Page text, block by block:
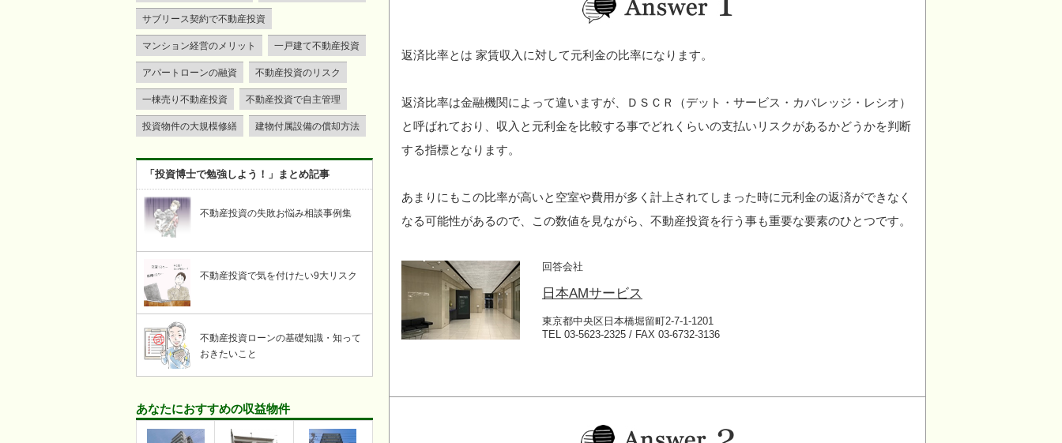
返済比率とは 家賃収入に対して元利金の比率になります。
返済比率は金融機関によって違いますが、ＤＳＣＲ（デット・サービス・カバレッジ・レシオ）
と呼ばれており、収入と元利金を比較する事でどれくらいの支払いリスクがあるかどうかを判断
する指標となります。
あまりにもこの比率が高いと空室や費用が多く計上されてしまった時に元利金の返済ができなく
なる可能性があるので、この数値を見ながら、不動産投資を行う事も重要な要素のひとつです。
回答会社
日本AMサービス
東京都中央区日本橋堀留町2-7-1-1201
TEL 03-5623-2325 / FAX 03-6732-3136
サブリース契約で不動産投資
マンション経営のメリット 一戸建て不動産投資
アパートローンの融資 不動産投資のリスク
一棟売り不動産投資 不動産投資で自主管理
投資物件の大規模修繕 建物付属設備の償却方法
「投資博士で勉強しよう！」まとめ記事
不動産投資の失敗お悩み相談事例集
不動産投資で気を付けたい9大リスク
不動産投資ローンの基礎知識・知って
おきたいこと
あなたにおすすめの収益物件